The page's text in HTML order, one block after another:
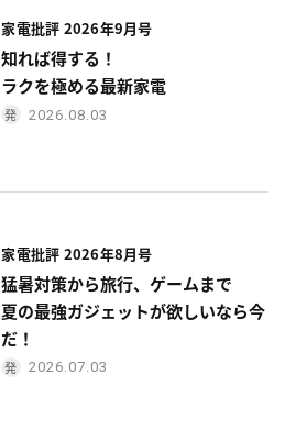
家電批評 2026年9月号
知れば得する！
ラクを極める最新家電
2026.08.03
家電批評 2026年8月号
猛暑対策から旅行、ゲームまで
夏の最強ガジェットが欲しいなら今
だ！
2026.07.03